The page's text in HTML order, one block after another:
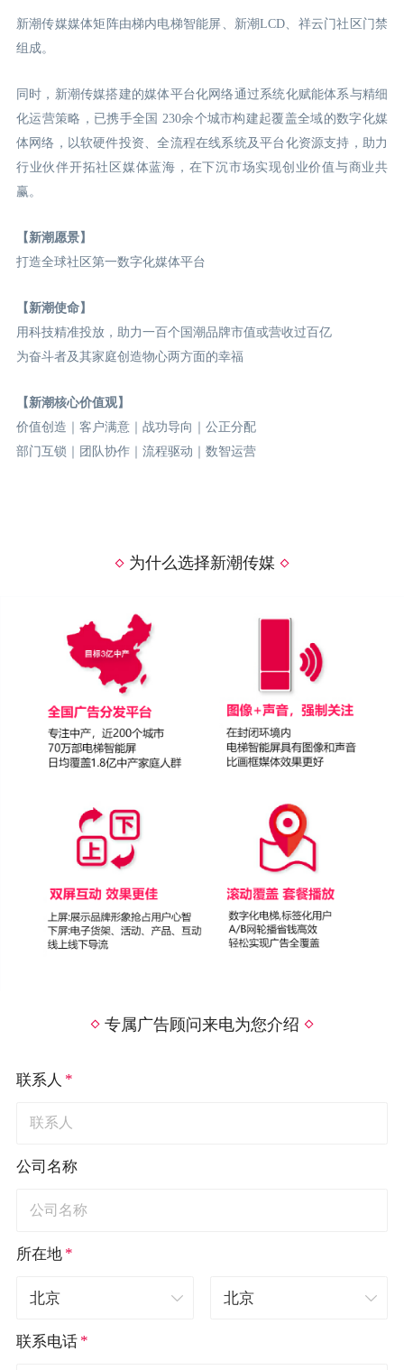
新潮传媒媒体矩阵由梯内电梯智能屏、新潮LCD、祥云门社区门禁
组成。
同时，新潮传媒搭建的媒体平台化网络通过系统化赋能体系与精细
化运营策略，已携手全国 230余个城市构建起覆盖全域的数字化媒
体网络，以软硬件投资、全流程在线系统及平台化资源支持，助力
行业伙伴开拓社区媒体蓝海，在下沉市场实现创业价值与商业共
赢。
【新潮愿景】
打造全球社区第一数字化媒体平台
【新潮使命】
用科技精准投放，助力一百个国潮品牌市值或营收过百亿
为奋斗者及其家庭创造物心两方面的幸福
【新潮核心价值观】
价值创造｜客户满意｜战功导向｜公正分配
部门互锁｜团队协作｜流程驱动｜数智运营
为什么选择新潮传媒
专属广告顾问来电为您介绍
联系人 *
公司名称
所在地 *
联系电话 *